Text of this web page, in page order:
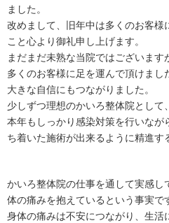
ました。
改めまして、旧年中は多くのお客様
こと心より御礼申し上げます。
まだまだ未熟な当院ではございます
多くのお客様に足を運んで頂けまし
大きな自信にもつながりました。
少しずつ理想のかいろ整体院として
本年もしっかり感染対策を行いなが
ち着いた施術が出来るように精進す
かいろ整体院の仕事を通して実感
体の痛みを抱えているという事実で
身体の痛みは不安につながり、生活